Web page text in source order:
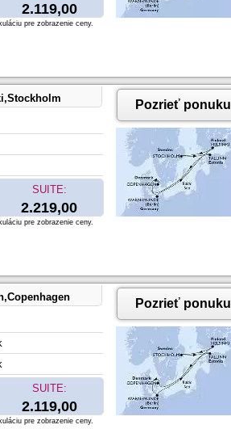
2.119,00
pre zobrazenie ceny.
SUITE:
2.219,00
Pozrieť ponuku
pre zobrazenie ceny.
SUITE:
2.119,00
Pozrieť ponuku
pre zobrazenie ceny.